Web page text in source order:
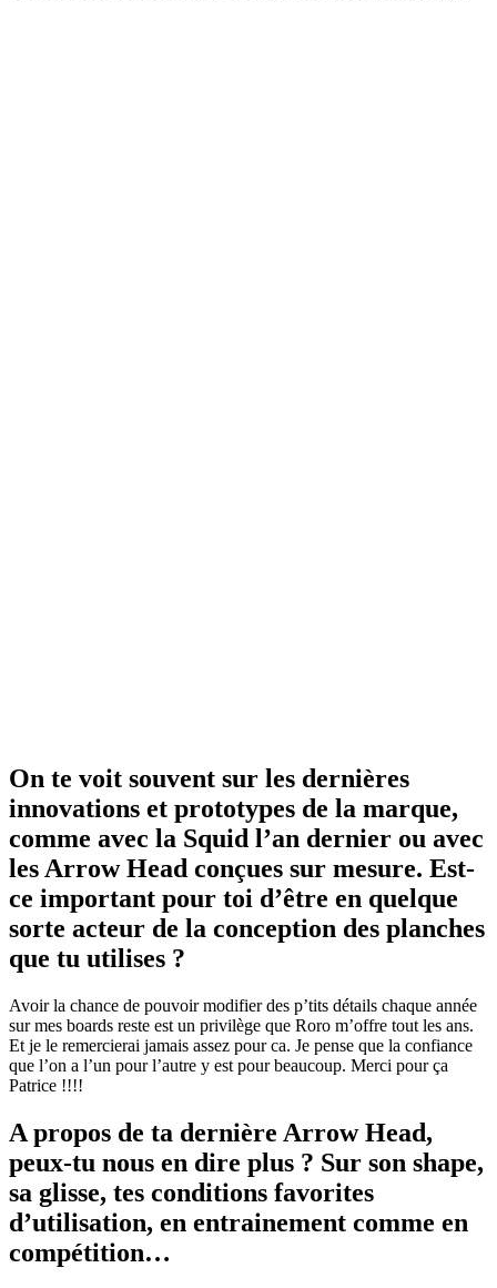
On te voit souvent sur les dernières
innovations et prototypes de la marque,
comme avec la Squid l’an dernier ou avec
les Arrow Head conçues sur mesure. Est-
ce important pour toi d’être en quelque
sorte acteur de la conception des planches
que tu utilises ?
Avoir la chance de pouvoir modifier des p’tits détails chaque année
sur mes boards reste est un privilège que Roro m’offre tout les ans.
Et je le remercierai jamais assez pour ca. Je pense que la confiance
que l’on a l’un pour l’autre y est pour beaucoup. Merci pour ça
Patrice !!!!
A propos de ta dernière Arrow Head,
peux-tu nous en dire plus ? Sur son shape,
sa glisse, tes conditions favorites
d’utilisation, en entrainement comme en
compétition…